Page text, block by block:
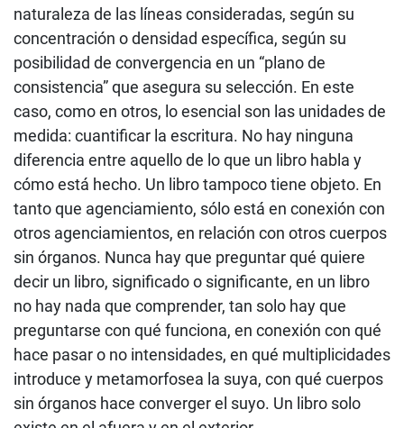
naturaleza de las líneas consideradas, según su
concentración o densidad específica, según su
posibilidad de convergencia en un “plano de
consistencia” que asegura su selección. En este
caso, como en otros, lo esencial son las unidades de
medida: cuantificar la escritura. No hay ninguna
diferencia entre aquello de lo que un libro habla y
cómo está hecho. Un libro tampoco tiene objeto. En
tanto que agenciamiento, sólo está en conexión con
otros agenciamientos, en relación con otros cuerpos
sin órganos. Nunca hay que preguntar qué quiere
decir un libro, significado o significante, en un libro
no hay nada que comprender, tan solo hay que
preguntarse con qué funciona, en conexión con qué
hace pasar o no intensidades, en qué multiplicidades
introduce y metamorfosea la suya, con qué cuerpos
sin órganos hace converger el suyo. Un libro solo